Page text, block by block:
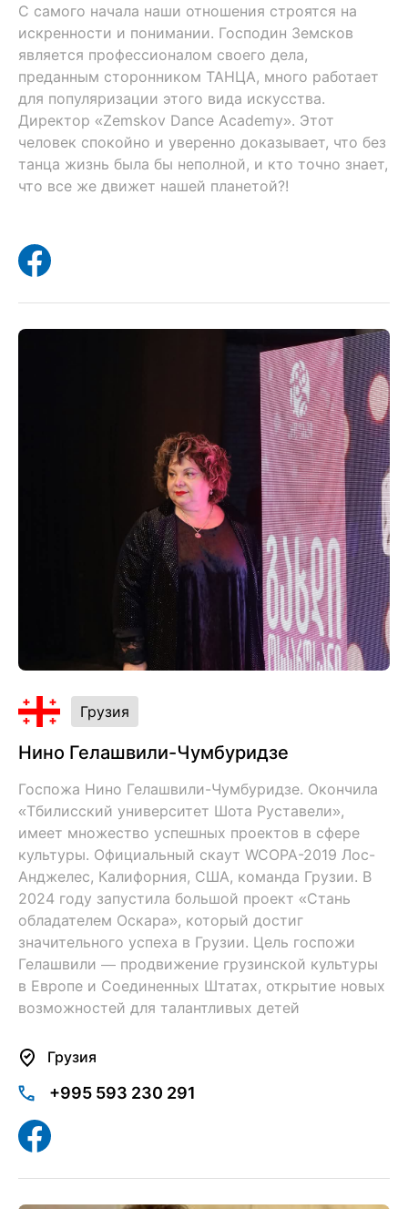
С самого начала наши отношения строятся на
искренности и понимании. Господин Земсков
является профессионалом своего дела,
преданным сторонником ТАНЦА, много работает
для популяризации этого вида искусства.
Директор «Zemskov Dance Academy». Этот
человек спокойно и уверенно доказывает, что без
танца жизнь была бы неполной, и кто точно знает,
что все же движет нашей планетой?!
Грузия
Нино Гелашвили-Чумбуридзе
Госпожа Нино Гелашвили-Чумбуридзе. Окончила
«Тбилисский университет Шота Руставели»,
имеет множество успешных проектов в сфере
культуры. Официальный скаут WCOPA-2019 Лос-
Анджелес, Калифорния, США, команда Грузии. В
2024 году запустила большой проект «Стань
обладателем Оскара», который достиг
значительного успеха в Грузии. Цель госпожи
Гелашвили — продвижение грузинской культуры
в Европе и Соединенных Штатах, открытие новых
возможностей для талантливых детей
Грузия
+995 593 230 291